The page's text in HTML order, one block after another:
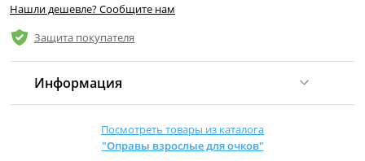
Нашли дешевле? Сообщите нам
Защита покупателя
Информация
Страна производитель:Китай
Посмотреть товары из каталога
"Оправы взрослые для очков"